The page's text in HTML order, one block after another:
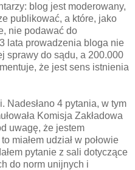
blog jest moderowany,
publikować, a które, jako
nie podawać do
lata prowadzenia bloga nie
sprawy do sądu, a 200.000
że jest sens istnienia
Nadesłano 4 pytania, w tym
Komisja Zakładowa
uwagę, że jestem
miałem udział w połowie
pytanie z sali dotyczące
do norm unijnych i